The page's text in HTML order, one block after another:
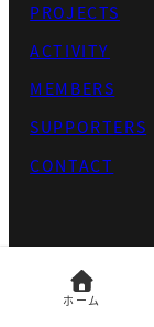
PROJECTS
ACTIVITY
MEMBERS
SUPPORTERS
CONTACT
copyright ©
ホーム